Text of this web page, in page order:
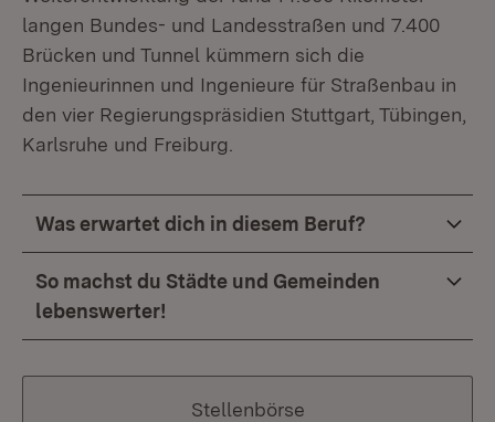
langen Bundes- und Landesstraßen und 7.400
Brücken und Tunnel kümmern sich die
Ingenieurinnen und Ingenieure für Straßenbau in
den vier Regierungspräsidien Stuttgart, Tübingen,
Karlsruhe und Freiburg.
Was erwartet dich in diesem Beruf?
So machst du Städte und Gemeinden
lebenswerter!
Stellenbörse